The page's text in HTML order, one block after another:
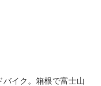
イク。箱根で富士山